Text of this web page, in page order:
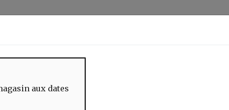
CONTACT
aux dates